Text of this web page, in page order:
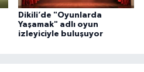
Dikili’de "Oyunlarda
Yaşamak" adlı oyun
izleyiciyle buluşuyor